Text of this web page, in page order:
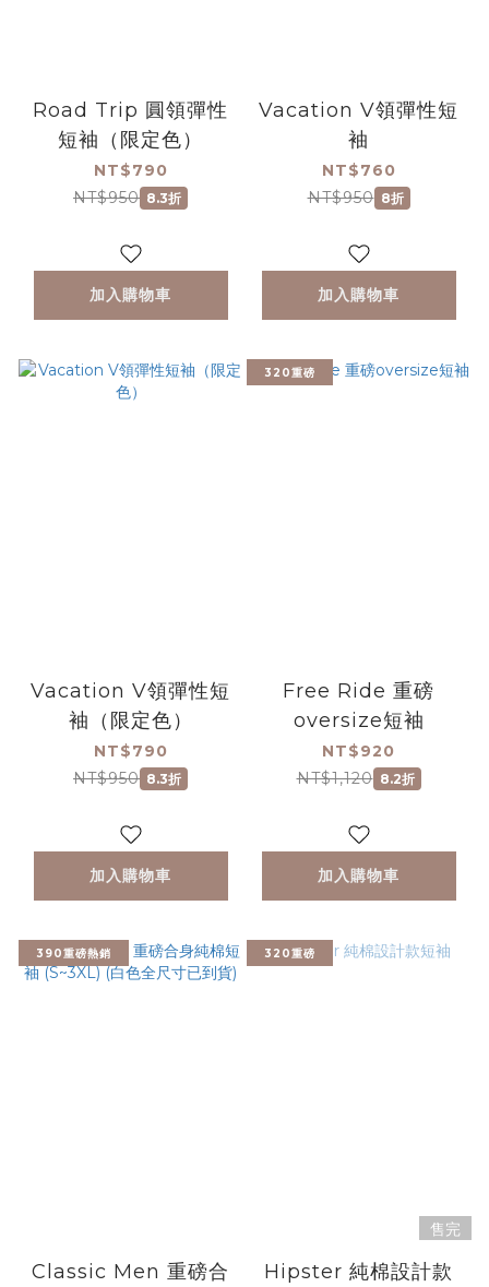
Road Trip 圓領彈性
短袖（限定色）
NT$790
NT$950 8.3折
加入購物車
Vacation V領彈性短
袖
NT$760
NT$950 8折
加入購物車
Vacation V領彈性短
袖（限定色）
NT$790
NT$950 8.3折
加入購物車
320重磅
Free Ride 重磅
oversize短袖
NT$920
NT$1,120 8.2折
加入購物車
390重磅熱銷
Classic Men 重磅合
320重磅
售完
Hipster 純棉設計款